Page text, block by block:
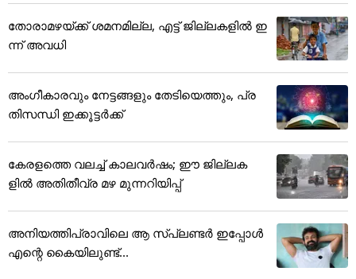
തോരാമഴയ്ക്ക് ശമനമില്ല, എട്ട് ജില്ലകളിൽ ഇ
ന്ന് അവധി
അംഗീകാരവും നേട്ടങ്ങളും തേടിയെത്തും, പ്ര
തിസന്ധി ഇക്കൂട്ടർക്ക്
കേരളത്തെ വലച്ച് കാലവര്‍ഷം; ഈ ജില്ലക
ളിൽ അതിതീവ്ര മഴ മുന്നറിയിപ്പ്
അനിയത്തിപ്രാവിലെ ആ സ്പ്ലണ്ടർ ഇപ്പോൾ
എന്റെ കൈയിലുണ്ട്...